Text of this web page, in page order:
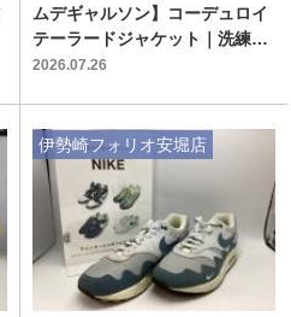
ムデギャルソン】コーデュロイ
テーラードジャケット｜洗練さ
れたシルエットを楽しむ秋冬の
2026.07.26
伊勢崎フォリオ安堀店